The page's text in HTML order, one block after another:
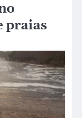
praias